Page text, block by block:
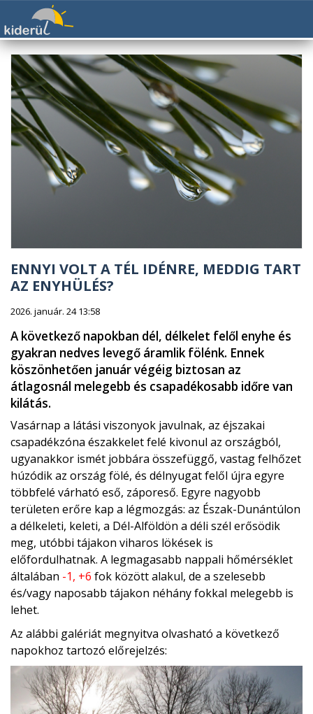
ENNYI VOLT A TÉL IDÉNRE, MEDDIG TART
AZ ENYHÜLÉS?
2026. január. 24 13:58
A következő napokban dél, délkelet felől enyhe és
gyakran nedves levegő áramlik fölénk. Ennek
köszönhetően január végéig biztosan az
átlagosnál melegebb és csapadékosabb időre van
kilátás.
Vasárnap a látási viszonyok javulnak, az éjszakai
csapadékzóna északkelet felé kivonul az országból,
ugyanakkor ismét jobbára összefüggő, vastag felhőzet
húzódik az ország fölé, és délnyugat felől újra egyre
többfelé várható eső, záporeső. Egyre nagyobb
területen erőre kap a légmozgás: az Észak-Dunántúlon
a délkeleti, keleti, a Dél-Alföldön a déli szél erősödik
meg, utóbbi tájakon viharos lökések is
előfordulhatnak. A legmagasabb nappali hőmérséklet
általában -1, +6 fok között alakul, de a szelesebb
és/vagy naposabb tájakon néhány fokkal melegebb is
lehet.
Az alábbi galériát megnyitva olvasható a következő
napokhoz tartozó előrejelzés: